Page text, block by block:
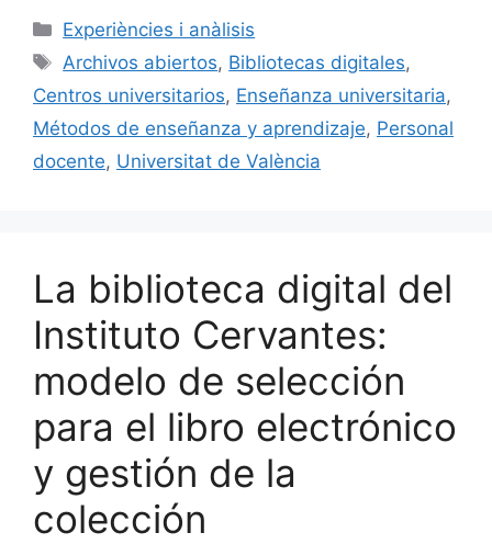
c
e
b
o
o
ai
l
e
s
k
y
k
e
dI
n
p
ar
tir
Categorías
Experiències i anàlisis
Etiquetas
Archivos abiertos, Bibliotecas digitales,
Centros universitarios, Enseñanza universitaria,
Métodos de enseñanza y aprendizaje, Personal
docente, Universitat de València
La biblioteca digital del
Instituto Cervantes:
modelo de selección
para el libro electrónico
y gestión de la
colección